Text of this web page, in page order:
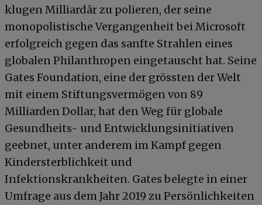
klugen Milliardär zu polieren, der seine
monopolistische Vergangenheit bei Microsoft
erfolgreich gegen das sanfte Strahlen eines
globalen Philanthropen eingetauscht hat. Seine
Gates Foundation, eine der grössten der Welt
mit einem Stiftungsvermögen von 89
Milliarden Dollar, hat den Weg für globale
Gesundheits- und Entwicklungsinitiativen
geebnet, unter anderem im Kampf gegen
Kindersterblichkeit und
Infektionskrankheiten. Gates belegte in einer
Umfrage aus dem Jahr 2019 zu Persönlichkeiten